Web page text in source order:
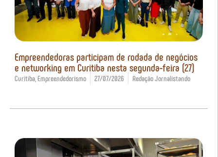
Empreendedoras participam de rodada de negócios
e networking em Curitiba nesta segunda-feira (27)
Curitiba Empreendedorismo 27/07/2026 Redação Jornalistando